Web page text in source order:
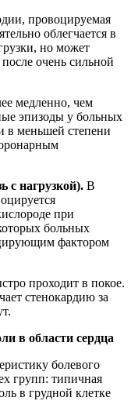
провоцируемая
облегчается в
но может
очень сильной
медленно, чем
эпизоды у больных
в меньшей степени
с нагрузкой). В
при
больных
фактором
проходит в покое.
стенокардию за
в области сердца
болевого
групп: типичная
в грудной клетке